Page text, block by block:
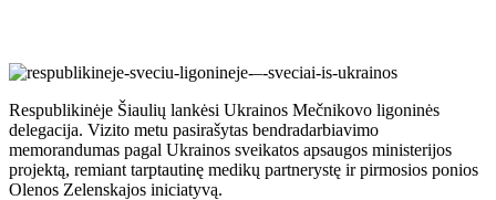
Respublikinėje Šiaulių lankėsi Ukrainos Mečnikovo ligoninės
delegacija. Vizito metu pasirašytas bendradarbiavimo
memorandumas pagal Ukrainos sveikatos apsaugos ministerijos
projektą, remiant tarptautinę medikų partnerystę ir pirmosios ponios
Olenos Zelenskajos iniciatyvą.